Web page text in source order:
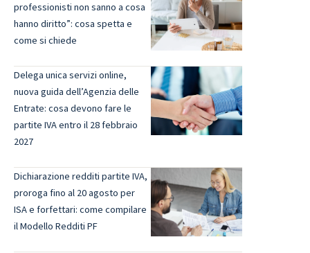
professionisti non sanno a cosa
hanno diritto”: cosa spetta e
come si chiede
Delega unica servizi online,
nuova guida dell’Agenzia delle
Entrate: cosa devono fare le
partite IVA entro il 28 febbraio
2027
Dichiarazione redditi partite IVA,
proroga fino al 20 agosto per
ISA e forfettari: come compilare
il Modello Redditi PF